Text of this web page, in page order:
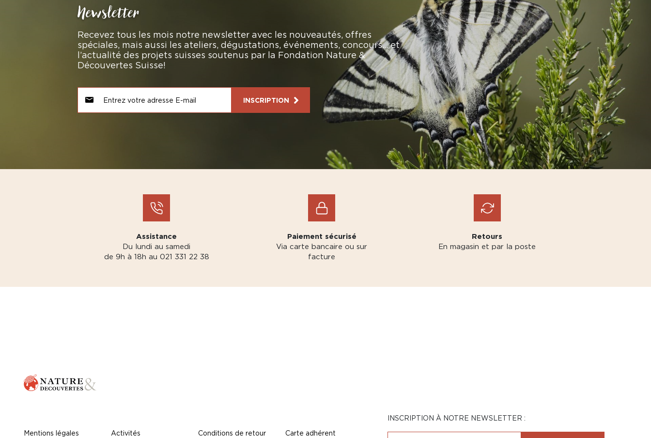
Newsletter
Recevez tous les mois notre newsletter avec les nouveautés, offres
spéciales, mais aussi les ateliers, dégustations, événements, concours… et
l’actualité des projets suisses soutenus par la Fondation Nature &
Découvertes Suisse!
INSCRIPTION
Assistance
Du lundi au samedi
de 9h à 18h au 021 331 22 38
Paiement sécurisé
Via carte bancaire ou sur
facture
Retours
En magasin et par la poste
Mentions légales Activités Conditions de retour Carte adhérent
INSCRIPTION À NOTRE NEWSLETTER :